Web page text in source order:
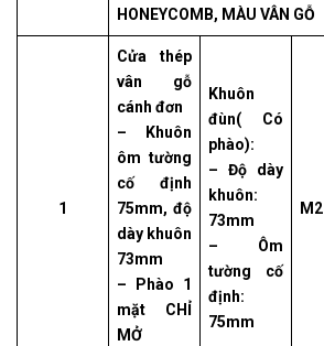
HONEYCOMB, MÀU VÂN GỖ
1
Cửa thép
vân gỗ
cánh đơn
– Khuôn
ôm tường
cố định
75mm, độ
dày khuôn
73mm
– Phào 1
mặt CHỈ
MỞ
Khuôn
đùn( Có
phào):
– Độ dày
khuôn:
73mm
– Ôm
tường cố
định:
75mm
M2